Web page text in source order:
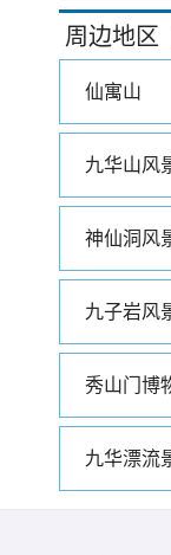
周边地区
仙寓山
九华山风
神仙洞风
九子岩风
秀山门博
九华漂流